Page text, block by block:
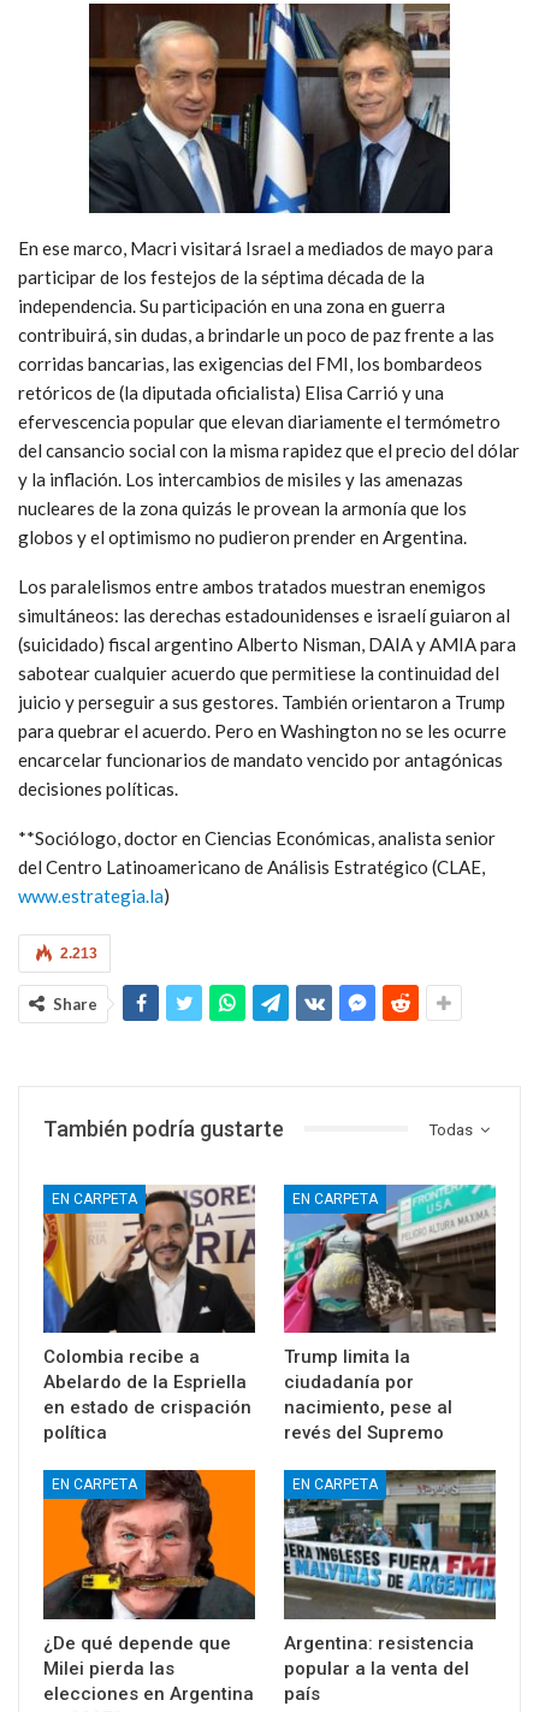
En ese marco, Macri visitará Israel a mediados de mayo para
participar de los festejos de la séptima década de la
independencia. Su participación en una zona en guerra
contribuirá, sin dudas, a brindarle un poco de paz frente a las
corridas bancarias, las exigencias del FMI, los bombardeos
retóricos de (la diputada oficialista) Elisa Carrió y una
efervescencia popular que elevan diariamente el termómetro
del cansancio social con la misma rapidez que el precio del dólar
y la inflación. Los intercambios de misiles y las amenazas
nucleares de la zona quizás le provean la armonía que los
globos y el optimismo no pudieron prender en Argentina.
Los paralelismos entre ambos tratados muestran enemigos
simultáneos: las derechas estadounidenses e israelí guiaron al
(suicidado) fiscal argentino Alberto Nisman, DAIA y AMIA para
sabotear cualquier acuerdo que permitiese la continuidad del
juicio y perseguir a sus gestores. También orientaron a Trump
para quebrar el acuerdo. Pero en Washington no se les ocurre
encarcelar funcionarios de mandato vencido por antagónicas
decisiones políticas.
**Sociólogo, doctor en Ciencias Económicas, analista senior
del Centro Latinoamericano de Análisis Estratégico (CLAE,
www.estrategia.la)
2.213
Share
Todas
También podría gustarte
EN CARPETA
Colombia recibe a
Abelardo de la Espriella
en estado de crispación
política
EN CARPETA
Trump limita la
ciudadanía por
nacimiento, pese al
revés del Supremo
EN CARPETA
¿De qué depende que
Milei pierda las
elecciones en Argentina
EN CARPETA
Argentina: resistencia
popular a la venta del
país